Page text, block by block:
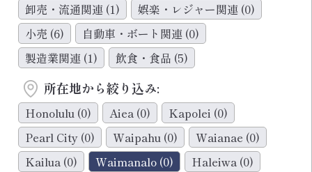
卸売・流通関連 (1) 娯楽・レジャー関連 (0)
小売 (6) 自動車・ボート関連 (0)
製造業関連 (1) 飲食・食品 (5)
所在地から絞り込み:
Honolulu (0) Aiea (0) Kapolei (0)
Pearl City (0) Waipahu (0) Waianae (0)
Kailua (0) Waimanalo (0) Haleiwa (0)